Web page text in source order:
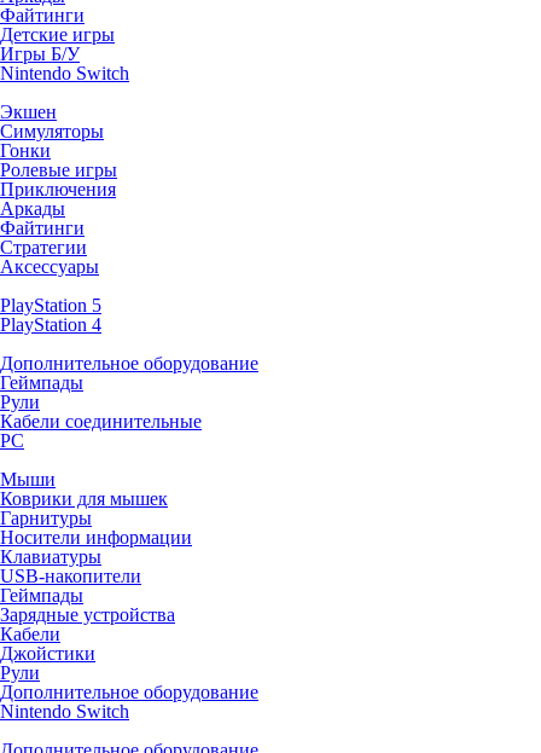
Файтинги
Детские игры
Игры Б/У
Nintendo Switch
Экшен
Симуляторы
Гонки
Ролевые игры
Приключения
Аркады
Файтинги
Стратегии
Аксессуары
PlayStation 5
PlayStation 4
Дополнительное оборудование
Геймпады
Рули
Кабели соединительные
PC
Мыши
Коврики для мышек
Гарнитуры
Носители информации
Клавиатуры
USB-накопители
Геймпады
Зарядные устройства
Кабели
Джойстики
Рули
Дополнительное оборудование
Nintendo Switch